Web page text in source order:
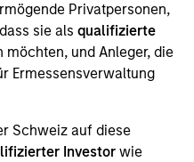
Privatpersonen,
sie alsqualifizierte
und Anleger, die
Ermessensverwaltung
Schweiz auf diese
Investor wie